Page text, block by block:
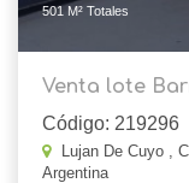
501 M² Totales
Venta lote
Código: 219296
Lujan De Cuyo ,
Argentina